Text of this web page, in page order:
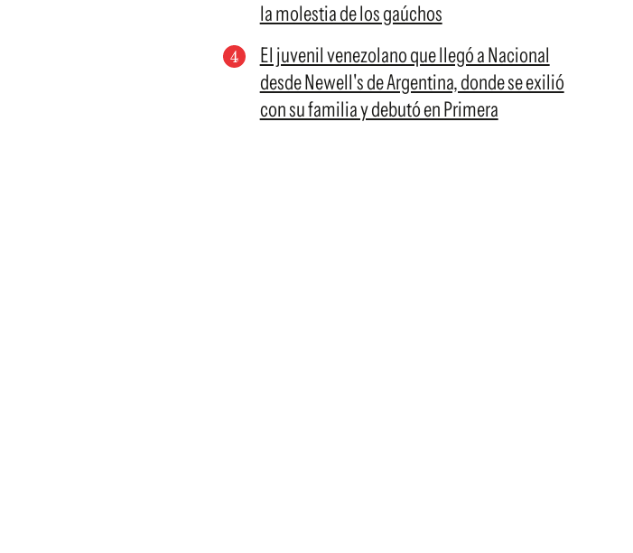
la molestia de los gaúchos
El juvenil venezolano que llegó a Nacional
desde Newell's de Argentina, donde se exilió
con su familia y debutó en Primera